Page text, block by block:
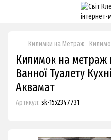
Килимки на Метраж
Килимок на метраж
Ванної Туалету
Аквамат
Артикул: sk-1552347731